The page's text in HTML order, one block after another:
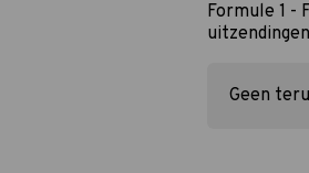
Formule 1 -
Geen